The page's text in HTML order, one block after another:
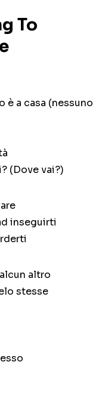
To
è a casa (nessuno
(Dove vai?)
inseguirti
altro
stesse